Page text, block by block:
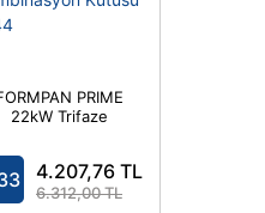
PRIME
22kW Trifaze
- Elektrikli Araç
Şarj Cihazı
Kombinasyon
4.207,76 TL
6.312,00 TL